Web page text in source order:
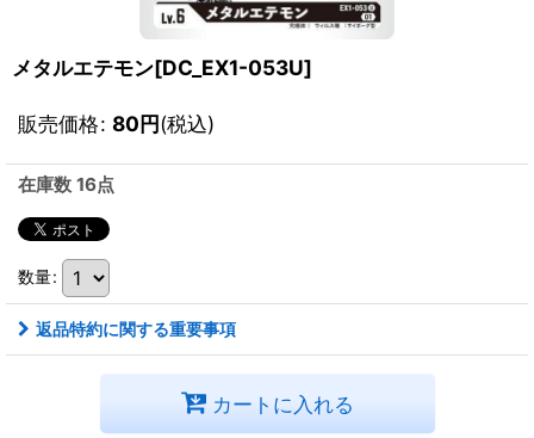
メタルエテモン[DC_EX1-053U]
販売価格: 80円(税込)
在庫数 16点
数量:
返品特約に関する重要事項
カートに入れる